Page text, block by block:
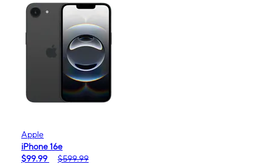
Apple
iPhone 16e
$99.99
$599.99